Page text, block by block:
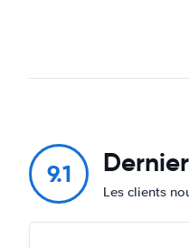
9.1
Les clients